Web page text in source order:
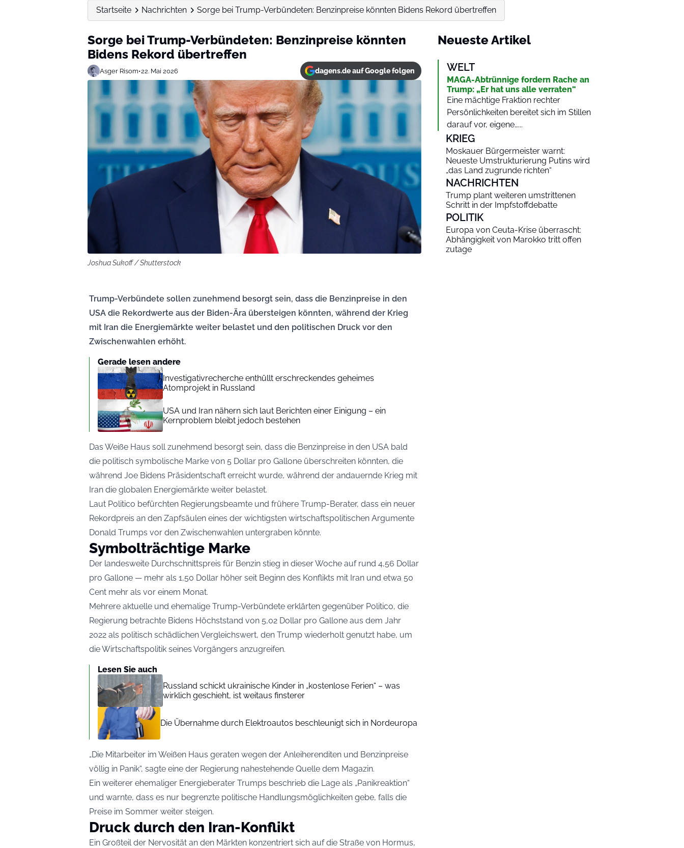
Startseite Nachrichten Sorge bei Trump-Verbündeten: Benzinpreise könnten Bidens Rekord übertreffen
Sorge bei Trump-Verbündeten: Benzinpreise könnten
Bidens Rekord übertreffen
Asger Risom•22. Mai 2026 dagens.de auf Google folgen
Joshua Sukoff / Shutterstock
Trump-Verbündete sollen zunehmend besorgt sein, dass die Benzinpreise in den
USA die Rekordwerte aus der Biden-Ära übersteigen könnten, während der Krieg
mit Iran die Energiemärkte weiter belastet und den politischen Druck vor den
Zwischenwahlen erhöht.
Gerade lesen andere
Investigativrecherche enthüllt erschreckendes geheimes
Atomprojekt in Russland
USA und Iran nähern sich laut Berichten einer Einigung – ein
Kernproblem bleibt jedoch bestehen
Das Weiße Haus soll zunehmend besorgt sein, dass die Benzinpreise in den USA bald
die politisch symbolische Marke von 5 Dollar pro Gallone überschreiten könnten, die
während Joe Bidens Präsidentschaft erreicht wurde, während der andauernde Krieg mit
Iran die globalen Energiemärkte weiter belastet.
Laut Politico befürchten Regierungsbeamte und frühere Trump-Berater, dass ein neuer
Rekordpreis an den Zapfsäulen eines der wichtigsten wirtschaftspolitischen Argumente
Donald Trumps vor den Zwischenwahlen untergraben könnte.
Symbolträchtige Marke
Der landesweite Durchschnittspreis für Benzin stieg in dieser Woche auf rund 4,56 Dollar
pro Gallone — mehr als 1,50 Dollar höher seit Beginn des Konflikts mit Iran und etwa 50
Cent mehr als vor einem Monat.
Mehrere aktuelle und ehemalige Trump-Verbündete erklärten gegenüber Politico, die
Regierung betrachte Bidens Höchststand von 5,02 Dollar pro Gallone aus dem Jahr
2022 als politisch schädlichen Vergleichswert, den Trump wiederholt genutzt habe, um
die Wirtschaftspolitik seines Vorgängers anzugreifen.
Lesen Sie auch
Russland schickt ukrainische Kinder in „kostenlose Ferien“ – was
wirklich geschieht, ist weitaus finsterer
Die Übernahme durch Elektroautos beschleunigt sich in Nordeuropa
„Die Mitarbeiter im Weißen Haus geraten wegen der Anleiherenditen und Benzinpreise
völlig in Panik“, sagte eine der Regierung nahestehende Quelle dem Magazin.
Ein weiterer ehemaliger Energieberater Trumps beschrieb die Lage als „Panikreaktion“
und warnte, dass es nur begrenzte politische Handlungsmöglichkeiten gebe, falls die
Preise im Sommer weiter steigen.
Druck durch den Iran-Konflikt
Ein Großteil der Nervosität an den Märkten konzentriert sich auf die Straße von Hormus,
Neueste Artikel
WELT
MAGA-Abtrünnige fordern Rache an
Trump: „Er hat uns alle verraten“
Eine mächtige Fraktion rechter
Persönlichkeiten bereitet sich im Stillen
darauf vor, eigene…...
KRIEG
Moskauer Bürgermeister warnt:
Neueste Umstrukturierung Putins wird
„das Land zugrunde richten“
NACHRICHTEN
Trump plant weiteren umstrittenen
Schritt in der Impfstoffdebatte
POLITIK
Europa von Ceuta-Krise überrascht:
Abhängigkeit von Marokko tritt offen
zutage